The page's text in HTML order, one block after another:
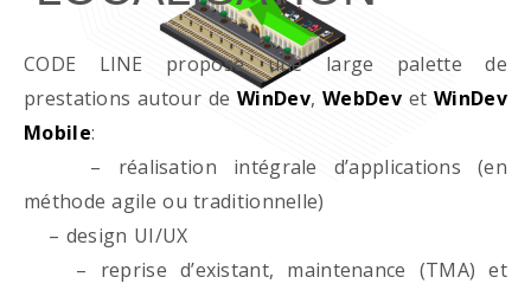
CODE LINE propose une large palette de
prestations autour deWinDev,WebDevet WinDev
Mobile:
– réalisation intégrale d’applications (en
méthode agile ou traditionnelle)
– design UI/UX
– reprise d’existant, maintenance (TMA) et